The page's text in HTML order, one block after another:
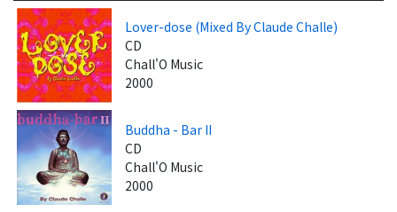
Lover-dose (Mixed By Claude Challe)
CD
Chall'O Music
2000
Buddha - Bar II
CD
Chall'O Music
2000